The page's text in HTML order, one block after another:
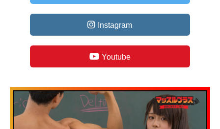
Instagram
Youtube